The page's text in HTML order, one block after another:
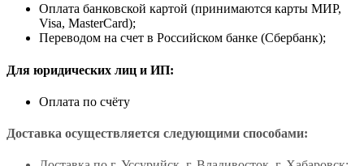
Оплата банковской картой (принимаются карты МИР,
Visa, MasterCard);
Переводом на счет в Российском банке (Сбербанк);
Для юридических лиц и ИП:
Оплата по счёту
Доставка осуществляется следующими способами: